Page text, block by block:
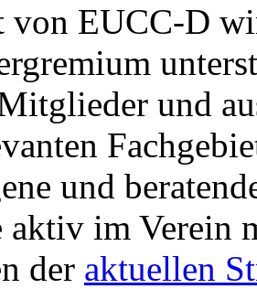
von EUCC-D
und
und
aktiv im Verein
der aktuellen